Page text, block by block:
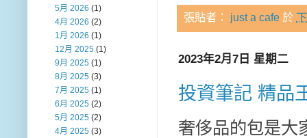
張貼者： just a cafe 於
2023年2月7日 星期二
投資筆記 精品
奢侈品的包是大
5月 2026 (1)
4月 2026 (2)
1月 2026 (1)
12月 2025 (1)
9月 2025 (1)
8月 2025 (3)
7月 2025 (1)
6月 2025 (2)
5月 2025 (2)
4月 2025 (3)